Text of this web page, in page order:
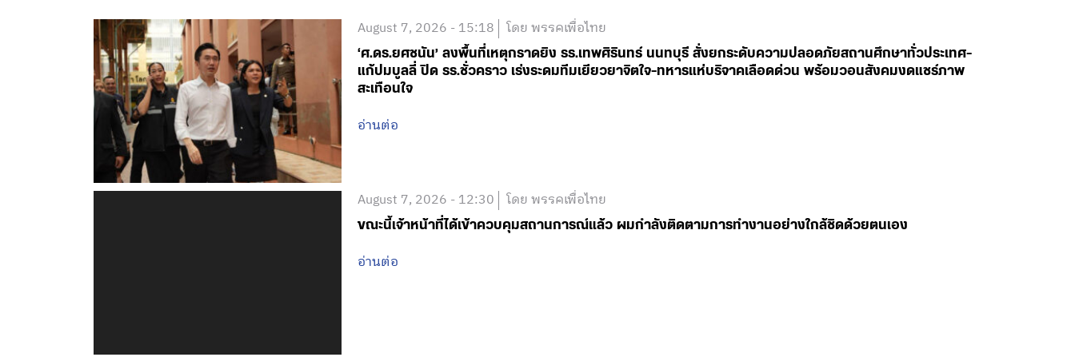
August 7, 2026 - 15:18 โดย พรรคเพื่อไทย
‘ศ.ดร.ยศชนัน’ ลงพื้นที่เหตุกราดยิง รร.เทพศิรินทร์ นนทบุรี สั่งยกระดับความปลอดภัยสถานศึกษาทั่วประเทศ-
แก้ปมบูลลี่ ปิด รร.ชั่วคราว เร่งระดมทีมเยียวยาจิตใจ-ทหารแห่บริจาคเลือดด่วน พร้อมวอนสังคมงดแชร์ภาพ
สะเทือนใจ
อ่านต่อ
August 7, 2026 - 12:30 โดย พรรคเพื่อไทย
ขณะนี้เจ้าหน้าที่ได้เข้าควบคุมสถานการณ์แล้ว ผมกำลังติดตามการทำงานอย่างใกล้ชิดด้วยตนเอง
อ่านต่อ